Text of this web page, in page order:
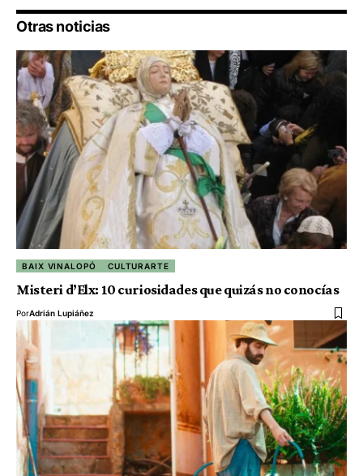
Otras noticias
BAIX VINALOPÓ CULTURARTE
Misteri d’Elx: 10 curiosidades que quizás no conocías
PorAdrián Lupiáñez